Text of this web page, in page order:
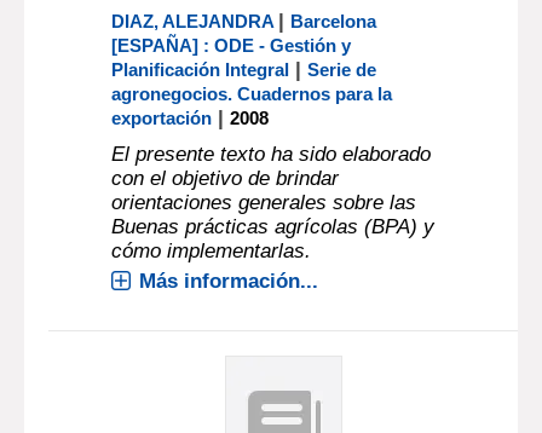
DIAZ, ALEJANDRA | Barcelona
[ESPAÑA] : ODE - Gestión y
Planificación Integral |Serie de
agronegocios. Cuadernos para la
exportación |2008
El presente texto ha sido elaborado
con el objetivo de brindar
orientaciones generales sobre las
Buenas prácticas agrícolas (BPA) y
cómo implementarlas.
Más información...